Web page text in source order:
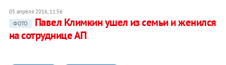
05 апреля 2016, 11:56
ФОТО
Павел Климкин ушел из семьи и женился
на сотруднице АП